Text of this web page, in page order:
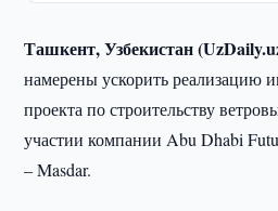
Ташкент, Узбекистан
намерены ускорить реализацию
проекта по строительству
участии компании Abu Dhabi
– Masdar.